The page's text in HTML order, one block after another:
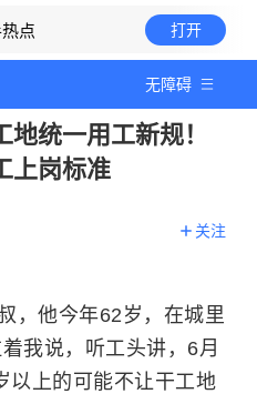
点 打开
无障碍
统一用工新规！
上岗标准
关注
，他今年62岁，在城里
我说，听工头讲，6月
以上的可能不让干工地